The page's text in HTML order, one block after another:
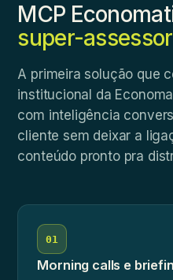
MCP
super-assessor
A primeira solução que
institucional da
com inteligência
cliente sem deixar a
conteúdo pronto pra
01
Morning calls e